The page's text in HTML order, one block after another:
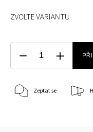
ZVOLTE VARIANTU
Zeptat se